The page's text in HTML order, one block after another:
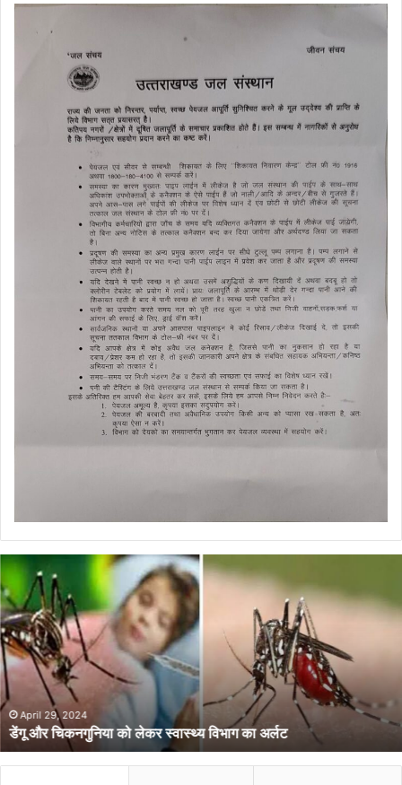
डेंगू
और
चिकनगुनिया
को
लेकर
स्वास्थ्य
विभाग
का
अर्लटApril 29, 2024
डेंगू और चिकनगुनिया को लेकर स्वास्थ्य विभाग का अर्लट